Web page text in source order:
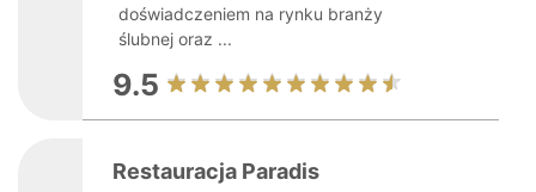
doświadczeniem na rynku branży
ślubnej oraz ...
9.5
Restauracja Paradis